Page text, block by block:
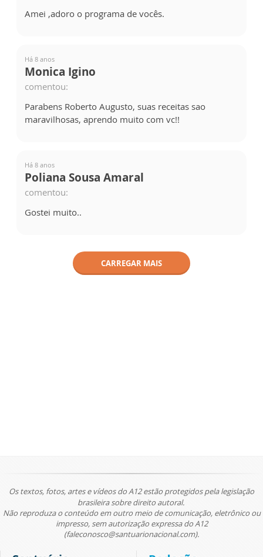
Amei ,adoro o programa de vocês.
Há 8 anos
Monica Igino
comentou:
Parabens Roberto Augusto, suas receitas sao
maravilhosas, aprendo muito com vc!!
Há 8 anos
Poliana Sousa Amaral
comentou:
Gostei muito..
CARREGAR MAIS
Os textos, fotos, artes e vídeos do A12 estão protegidos pela legislação
brasileira sobre direito autoral.
Não reproduza o conteúdo em outro meio de comunicação, eletrônico ou
impresso, sem autorização expressa do A12
(faleconosco@santuarionacional.com).